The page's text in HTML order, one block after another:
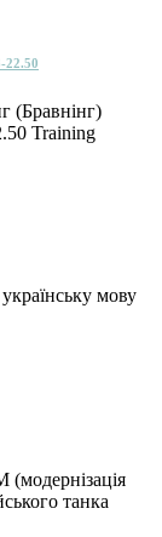
22.50
(Бравнінг)
Training
мову
(модернізація
танка